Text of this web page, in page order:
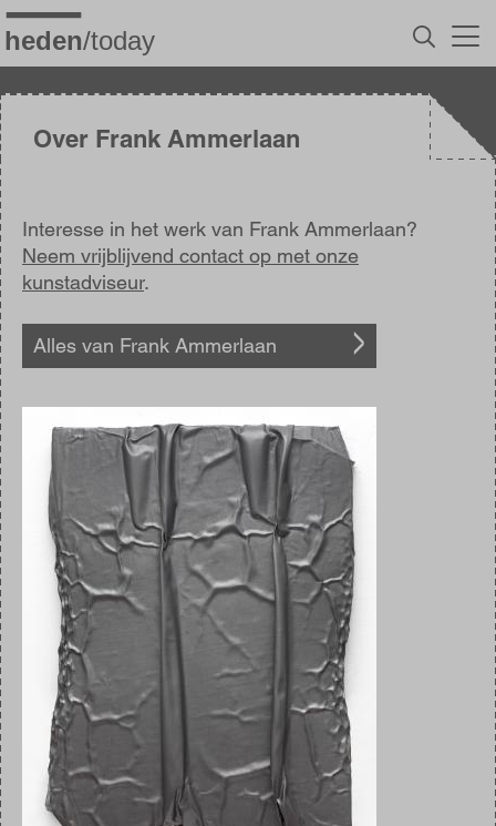
Overslaan
en
naar
inhoud
gaanOver Frank Ammerlaan
Interesse in het werk van Frank Ammerlaan?
Neem vrijblijvend contact op met onze
kunstadviseur.
Alles van Frank Ammerlaan